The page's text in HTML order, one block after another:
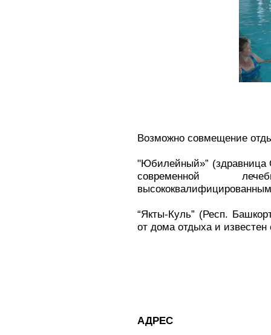
Возможно совмещение
"Юбилейный»” (здравница
современной
“Якты-Куль” (Респ.
от дома отдыха и
АДРЕС